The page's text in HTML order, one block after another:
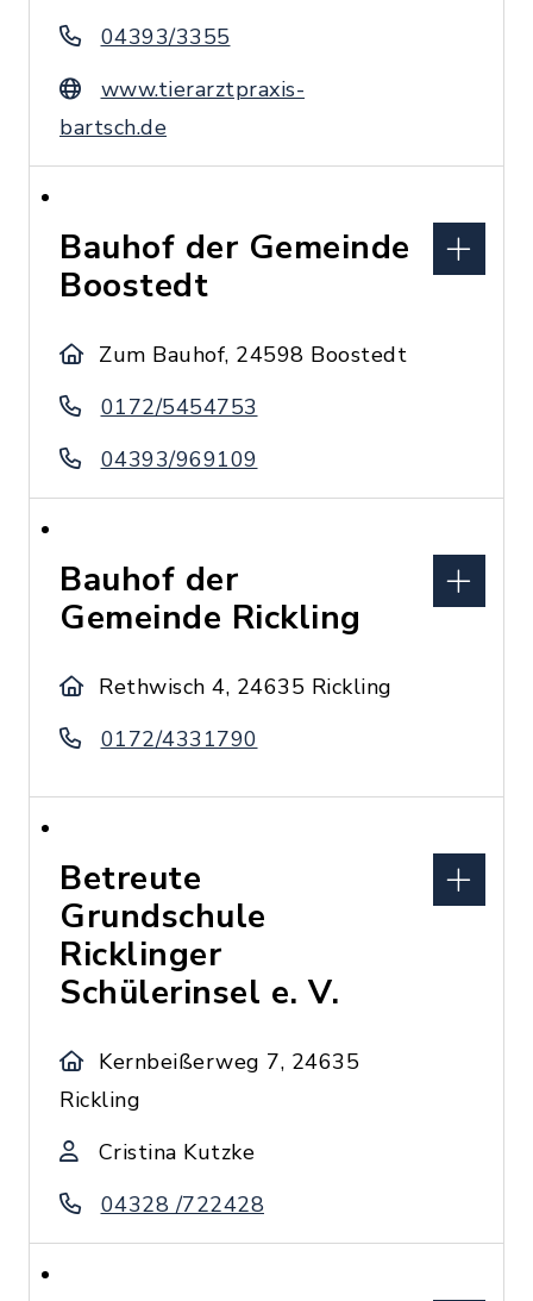
04393/3355
www.tierarztpraxis-
bartsch.de
Bauhof der Gemeinde
Boostedt
Zum Bauhof, 24598 Boostedt
0172/5454753
04393/969109
Bauhof der
Gemeinde Rickling
Rethwisch 4, 24635 Rickling
0172/4331790
Betreute
Grundschule
Ricklinger
Schülerinsel e. V.
Kernbeißerweg 7, 24635
Rickling
Cristina Kutzke
04328 /722428